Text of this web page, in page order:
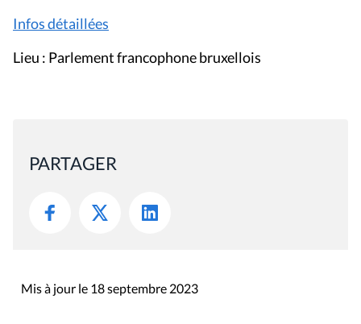
Infos détaillées
Lieu : Parlement francophone bruxellois
PARTAGER
Mis à jour le 18 septembre 2023